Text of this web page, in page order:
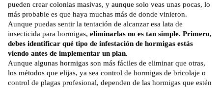
pueden crear colonias masivas, y aunque solo veas unas pocas, lo
más probable es que haya muchas más de donde vinieron.
Aunque puedas sentir la tentación de alcanzar esa lata de
insecticida para hormigas, eliminarlas no es tan simple. Primero,
debes identificar qué tipo de infestación de hormigas estás
viendo antes de implementar un plan.
Aunque algunas hormigas son más fáciles de eliminar que otras,
los métodos que elijas, ya sea control de hormigas de bricolaje o
control de plagas profesional, dependen de las hormigas que estén